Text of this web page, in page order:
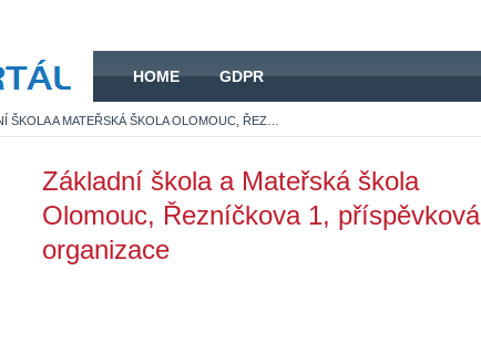
HOME GDPR
Základní škola a Mateřská škola
Olomouc, Řezníčkova 1, příspěvková
organizace